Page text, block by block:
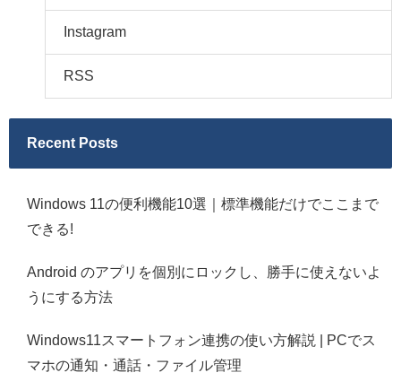
Instagram
RSS
Recent Posts
Windows 11の便利機能10選｜標準機能だけでここまで
できる!
Android のアプリを個別にロックし、勝手に使えないよ
うにする方法
Windows11スマートフォン連携の使い方解説 | PCでス
マホの通知・通話・ファイル管理